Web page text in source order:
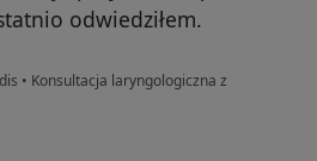
odwiedziłem.
• Konsultacja laryngologiczna z